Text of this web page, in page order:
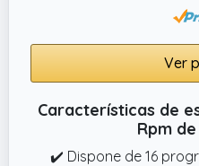
Ver
Características de
Rpm
✔️ Dispone de 16